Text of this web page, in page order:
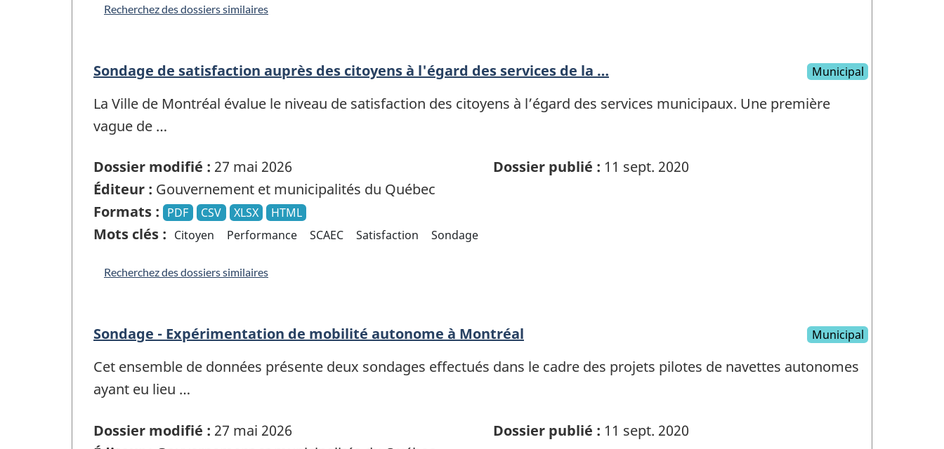
Recherchez des dossiers similaires
Sondage de satisfaction auprès des citoyens à l'égard des services de la … Municipal
La Ville de Montréal évalue le niveau de satisfaction des citoyens à l’égard des services municipaux. Une première
vague de …
Dossier modifié : 27 mai 2026 Dossier publié : 11 sept. 2020
Éditeur : Gouvernement et municipalités du Québec
Formats : PDF CSV XLSX HTML
Mots clés : Citoyen Performance SCAEC Satisfaction Sondage
Recherchez des dossiers similaires
Sondage - Expérimentation de mobilité autonome à Montréal Municipal
Cet ensemble de données présente deux sondages effectués dans le cadre des projets pilotes de navettes autonomes
ayant eu lieu …
Dossier modifié : 27 mai 2026 Dossier publié : 11 sept. 2020